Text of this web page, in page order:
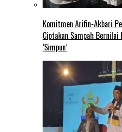
Komitmen Arifin-Akbari
Ciptakan Sampah
‘Simpun’